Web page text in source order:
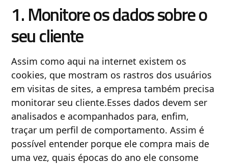
1. Monitore os dados sobre o
seu cliente
Assim como aqui na internet existem os
cookies, que mostram os rastros dos usuários
em visitas de sites, a empresa também precisa
monitorar seu cliente.Esses dados devem ser
analisados e acompanhados para, enfim,
traçar um perfil de comportamento. Assim é
possível entender porque ele compra mais de
uma vez, quais épocas do ano ele consome